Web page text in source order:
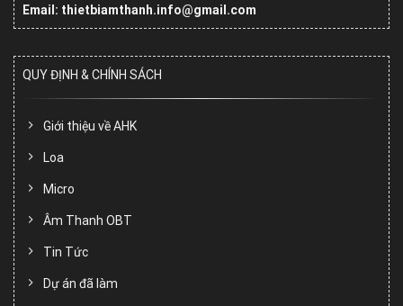
Email: thietbiamthanh.info@gmail.com
QUY ĐỊNH & CHÍNH SÁCH
Giới thiệu về AHK
Loa
Micro
Âm Thanh OBT
Tin Tức
Dự án đã làm